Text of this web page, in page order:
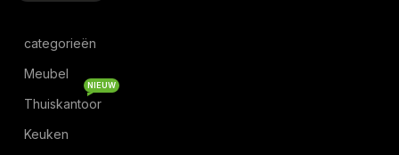
categorieën
Meubel
Thuiskantoor
NIEUW
Keuken